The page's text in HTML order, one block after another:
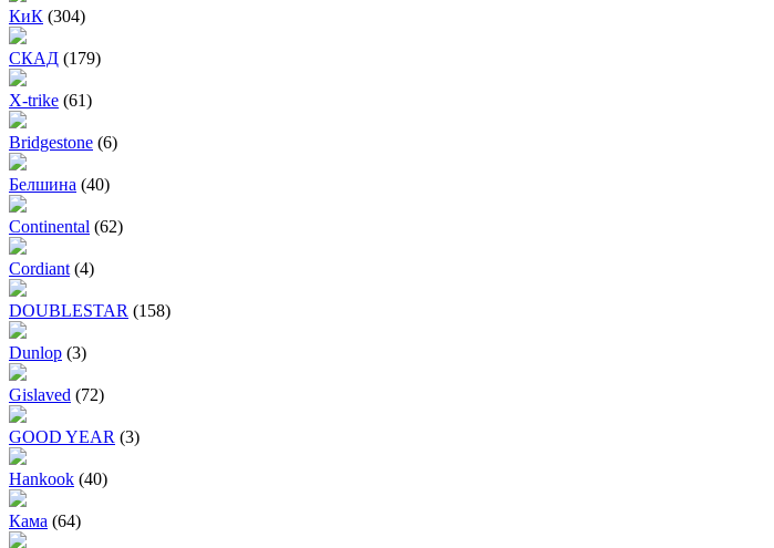
КиК (304)
СКАД (179)
X-trike (61)
Bridgestone (6)
Белшина (40)
Continental (62)
Cordiant (4)
DOUBLESTAR (158)
Dunlop (3)
Gislaved (72)
GOOD YEAR (3)
Hankook (40)
Кама (64)